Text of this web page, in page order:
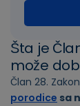
Šta je
može
Član 28.
porodice sa